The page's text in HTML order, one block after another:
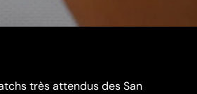
très attendus des San